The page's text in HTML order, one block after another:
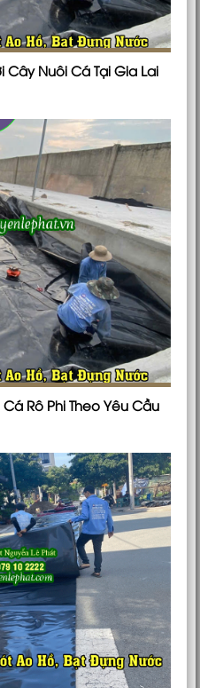
Cây Nuôi Cá Tại Gia Lai
Rô Phi Theo Yêu Cầu